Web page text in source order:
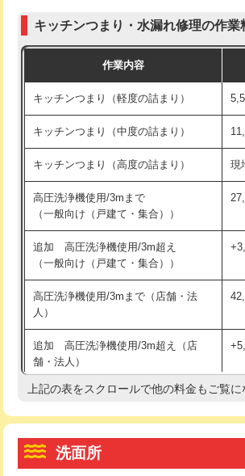
管・ポリ管・HT管使用/3ｍ超え)
排水管工事（土の掘削・埋め戻し作
排水管工事（排水管工事/3ｍまで）
排水管工事（追加 排水管工事/3ｍ超
マス交換（深さ50㎝未満）
マス交換（深さ50㎝以上）
コンクリート斫り（厚さ10㎝まで）
コンクリート斫り（厚さ10㎝超え）
モルタル補修（厚さ10㎝まで）
モルタル補修（厚さ10㎝超え）
洗面台設置
追加人工
式・ワンホール）)
交換・取付(排水栓・排水トラップ
持込商品取付（単水栓）
持込商品取付（混合水栓）
給水管工事※（ホール加工)
給水管工事※（バンド止め)
給水管工事※（支持金具設置)
給水管工事※（保温材使用（バンド止
め込み）)
給水管工事※（土の掘削・埋め戻し作
キッチンつまり・水漏れ修理の作業
作業内容
キッチンつまり（軽度の詰まり）
キッチンつまり（中度の詰まり）
キッチンつまり（高度の詰まり） 現
高圧洗浄機使用/3mまで
（一般向け（戸建て・集合））
追加 高圧洗浄機使用/3m超え
（一般向け（戸建て・集合））
高圧洗浄機使用/3mまで（店舗・法
人）
追加 高圧洗浄機使用/3m超え（店
舗・法人）
高度高圧洗浄換 現
トーラー機使用/3mまで
上記の表をスクロールで他の料金もご覧に
洗面所